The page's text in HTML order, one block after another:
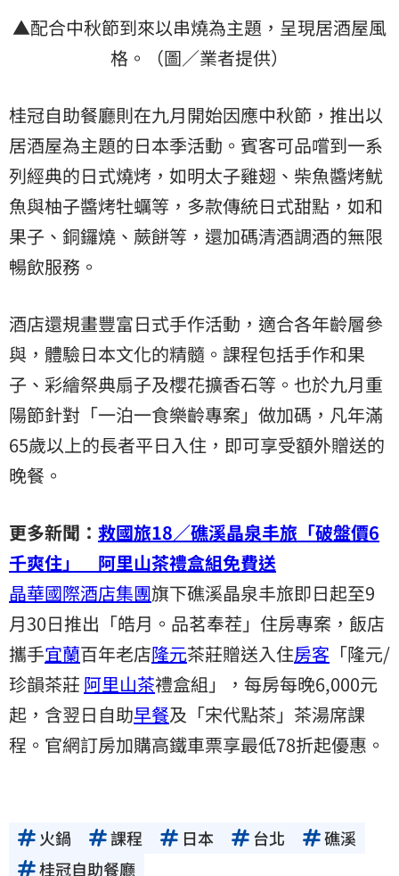
▲配合中秋節到來以串燒為主題，呈現居酒屋風
格。（圖／業者提供）
桂冠自助餐廳則在九月開始因應中秋節，推出以
居酒屋為主題的日本季活動。賓客可品嚐到一系
列經典的日式燒烤，如明太子雞翅、柴魚醬烤魷
魚與柚子醬烤牡蠣等，多款傳統日式甜點，如和
果子、銅鑼燒、蕨餅等，還加碼清酒調酒的無限
暢飲服務。
酒店還規畫豐富日式手作活動，適合各年齡層參
與，體驗日本文化的精髓。課程包括手作和果
子、彩繪祭典扇子及櫻花擴香石等。也於九月重
陽節針對「一泊一食樂齡專案」做加碼，凡年滿
65歲以上的長者平日入住，即可享受額外贈送的
晚餐。
更多新聞： 救國旅18／礁溪晶泉丰旅「破盤價6
千爽住」 阿里山茶禮盒組免費送
晶華國際酒店集團旗下礁溪晶泉丰旅即日起至9
月30日推出「皓月。品茗奉茬」住房專案，飯店
攜手宜蘭百年老店隆元茶莊贈送入住房客 「隆元/
珍韻茶莊 阿里山茶禮盒組」，每房每晚6,000元
起，含翌日自助早餐及「宋代點茶」茶湯席課
程。官網訂房加購高鐵車票享最低78折起優惠。
火鍋 課程 日本 台北
礁溪
桂冠自助餐廳